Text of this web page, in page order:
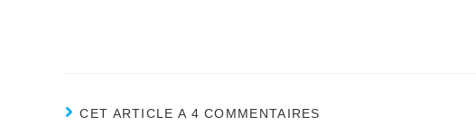
CET ARTICLE A 4 COMMENTAIRES